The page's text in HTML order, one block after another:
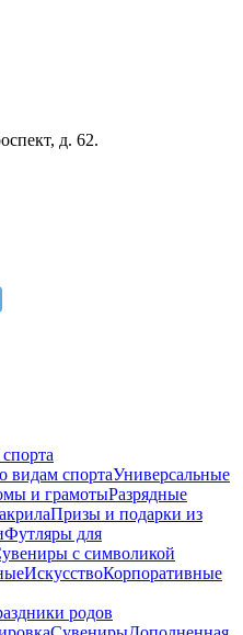
д. 62.
видам спортаУниверсальные
и грамотыРазрядные
Призы и подарки из
Футляры для
с символикой
ИскусствоКорпоративные
родов